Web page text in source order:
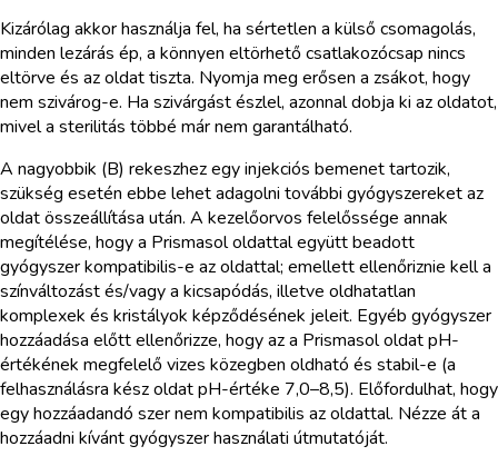
Kizárólag akkor használja fel, ha sértetlen a külső csomagolás,
minden lezárás ép, a könnyen eltörhető csatlakozócsap nincs
eltörve és az oldat tiszta. Nyomja meg erősen a zsákot, hogy
nem szivárog-e. Ha szivárgást észlel, azonnal dobja ki az oldatot,
mivel a sterilitás többé már nem garantálható.
A nagyobbik (B) rekeszhez egy injekciós bemenet tartozik,
szükség esetén ebbe lehet adagolni további gyógyszereket az
oldat összeállítása után. A kezelőorvos felelőssége annak
megítélése, hogy a Prismasol oldattal együtt beadott
gyógyszer kompatibilis-e az oldattal; emellett ellenőriznie kell a
színváltozást és/vagy a kicsapódás, illetve oldhatatlan
komplexek és kristályok képződésének jeleit. Egyéb gyógyszer
hozzáadása előtt ellenőrizze, hogy az a Prismasol oldat pH-
értékének megfelelő vizes közegben oldható és stabil-e (a
felhasználásra kész oldat pH-értéke 7,0–8,5). Előfordulhat, hogy
egy hozzáadandó szer nem kompatibilis az oldattal. Nézze át a
hozzáadni kívánt gyógyszer használati útmutatóját.